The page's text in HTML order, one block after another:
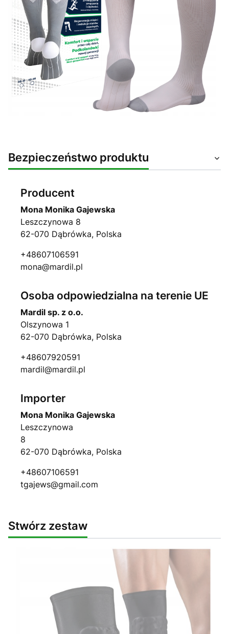
Bezpieczeństwo produktu
Producent
Mona Monika Gajewska
Leszczynowa 8
62-070 Dąbrówka, Polska
+48607106591
mona@mardil.pl
Osoba odpowiedzialna na terenie UE
Mardil sp. z o.o.
Olszynowa 1
62-070 Dąbrówka, Polska
+48607920591
mardil@mardil.pl
Importer
Mona Monika Gajewska
Leszczynowa
8
62-070 Dąbrówka, Polska
+48607106591
tgajews@gmail.com
Stwórz zestaw